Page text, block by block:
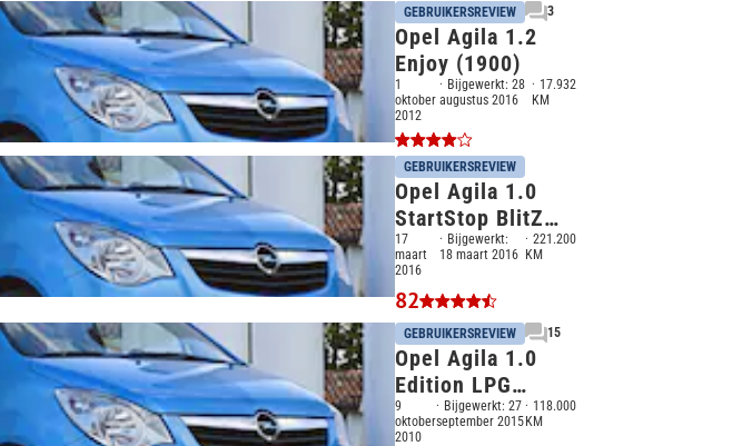
GEBRUIKERSREVIEW 3
Opel Agila 1.2
Enjoy (1900)
1
oktober
2012
Bijgewerkt: 28
augustus 2016
17.932
KM
GEBRUIKERSREVIEW
Opel Agila 1.0
StartStop BlitZ
(2014)
17
maart
2016
Bijgewerkt:
18 maart 2016
221.200
KM
82
GEBRUIKERSREVIEW 15
Opel Agila 1.0
Edition LPG
(2010)
9
oktober
2010
Bijgewerkt: 27
september 2015
118.000
KM